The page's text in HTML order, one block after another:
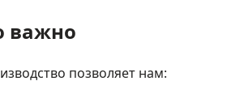
важно
позволяет нам: